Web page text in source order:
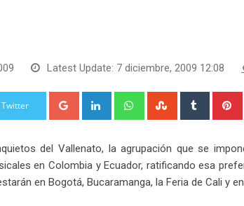
Latest Update: 7 diciembre, 2009 12:08
Twitter Google+ LinkedIn WhatsappStumbleUpon
Tumblr
del Vallenato, la agrupación que se
en Colombia y Ecuador, ratificando esa
en Bogotá, Bucaramanga, la Feria de Cali y